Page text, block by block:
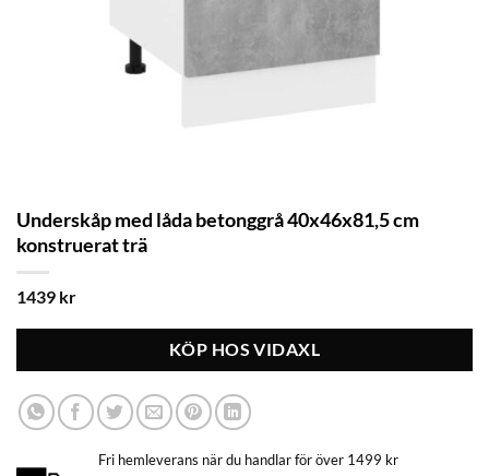
Underskåp med låda betonggrå 40x46x81,5 cm
konstruerat trä
1439 kr
KÖP HOS VIDAXL
Fri hemleverans när du handlar för över 1499 kr